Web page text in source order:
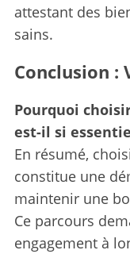
attestant des
sains.
Conclusion :
Pourquoi
est-il si
En résumé,
constitue une
maintenir une
Ce parcours
engagement à